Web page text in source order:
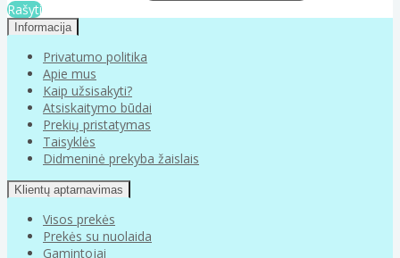
Rašyti
Informacija
Privatumo politika
Apie mus
Kaip užsisakyti?
Atsiskaitymo būdai
Prekių pristatymas
Taisyklės
Didmeninė prekyba žaislais
Klientų aptarnavimas
Visos prekės
Prekės su nuolaida
Gamintojai